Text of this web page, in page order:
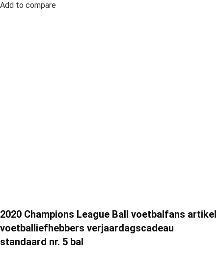
Add to compare
2020 Champions League Ball voetbalfans artikel
voetballiefhebbers verjaardagscadeau
standaard nr. 5 bal